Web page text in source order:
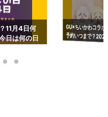
11月4日何
日は何の日
GU×ちいかわコラ
予約いつまで？
ーチやショルダー